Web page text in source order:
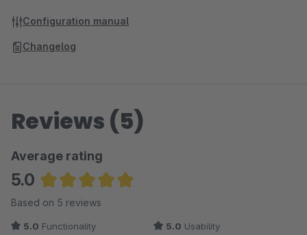
Configuration manual
Changelog
Reviews (5)
Average rating
5.0
Average rating of 5 out of 5 stars
Based on 5 reviews
5.0 Functionality 5.0 Usability